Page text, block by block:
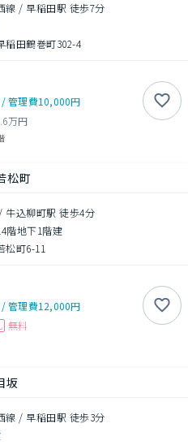
線 / 早稲田駅 徒歩7分
稲田鶴巻町302-4
/管理費10,000円
万円
松町
牛込柳町駅 徒歩4分
階地下1階建
松町6-11
/管理費12,000円
無料
坂
線 / 早稲田駅 徒歩3分